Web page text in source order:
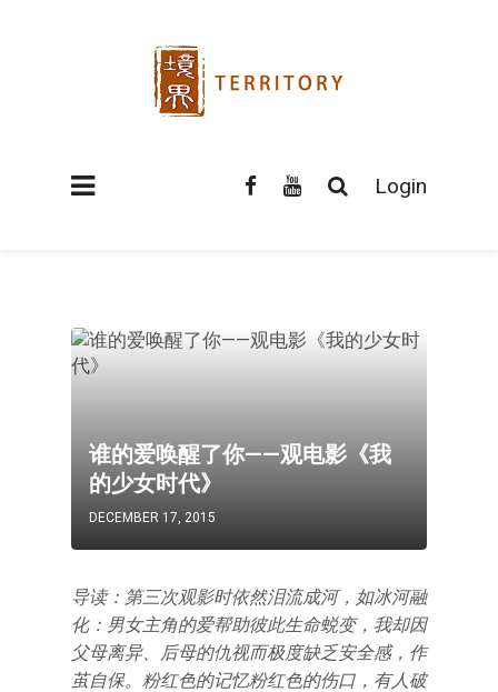
Login
谁的爱唤醒了你——观电影《我
的少女时代》
DECEMBER 17, 2015
导读：第三次观影时依然泪流成河，如冰河融
化：男女主角的爱帮助彼此生命蜕变，我却因
父母离异、后母的仇视而极度缺乏安全感，作
茧自保。粉红色的记忆粉红色的伤口，有人破